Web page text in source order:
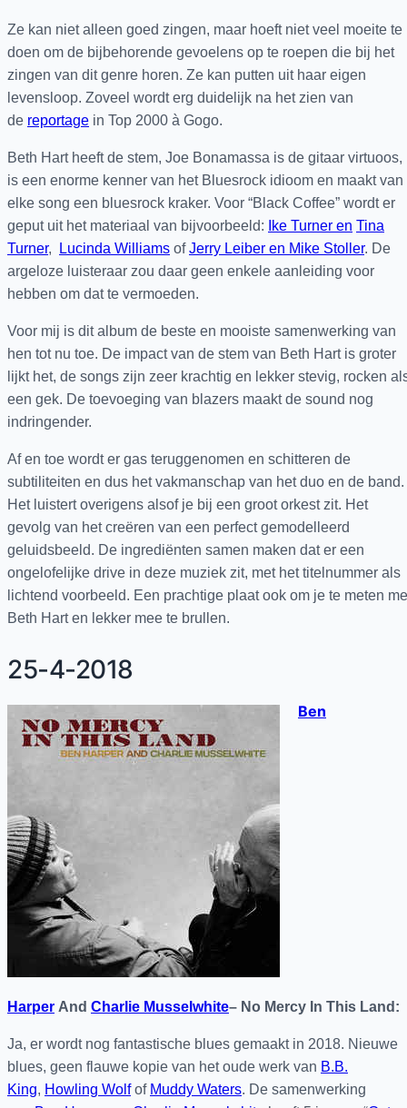
Ze kan niet alleen goed zingen, maar hoeft niet veel moeite te
doen om de bijbehorende gevoelens op te roepen die bij het
zingen van dit genre horen. Ze kan putten uit haar eigen
levensloop. Zoveel wordt erg duidelijk na het zien van
de reportage in Top 2000 à Gogo.
Beth Hart heeft de stem, Joe Bonamassa is de gitaar virtuoos,
is een enorme kenner van het Bluesrock idioom en maakt van
elke song een bluesrock kraker. Voor “Black Coffee” wordt er
geput uit het materiaal van bijvoorbeeld:
Ike Turner en Tina
Turner, Lucinda Williams ofJerry Leiber en Mike Stoller. De
argeloze luisteraar zou daar geen enkele aanleiding voor
hebben om dat te vermoeden.
Voor mij is dit album de beste en mooiste samenwerking van
hen tot nu toe. De impact van de stem van Beth Hart is groter
lijkt het, de songs zijn zeer krachtig en lekker stevig, rocken
een gek. De toevoeging van blazers maakt de sound nog
indringender.
Af en toe wordt er gas teruggenomen en schitteren de
subtiliteiten en dus het vakmanschap van het duo en de band.
Het luistert overigens alsof je bij een groot orkest zit. Het
gevolg van het creëren van een perfect gemodelleerd
geluidsbeeld. De ingrediënten samen maken dat er een
ongelofelijke drive in deze muziek zit, met het titelnummer als
lichtend voorbeeld. Een prachtige plaat ook om je te meten
Beth Hart en lekker mee te brullen.
25-4-2018
Ben
Harper And Charlie Musselwhite– No Mercy In This Land:
Ja, er wordt nog fantastische blues gemaakt in 2018. Nieuwe
blues, geen flauwe kopie van het oude werk van B.B.
King, Howling Wolfof Muddy Waters. De samenwerking